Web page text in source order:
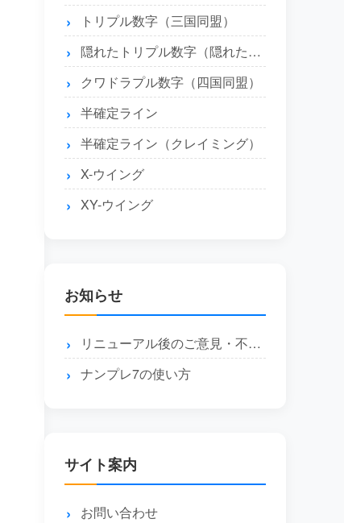
トリプル数字（三国同盟）
隠れたトリプル数字（隠れたトリプル）
クワドラプル数字（四国同盟）
半確定ライン
半確定ライン（クレイミング）
X-ウイング
XY-ウイング
お知らせ
リニューアル後のご意見・不具合報告はこちら
ナンプレ7の使い方
サイト案内
お問い合わせ